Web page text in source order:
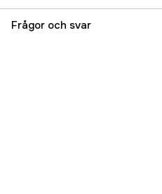
Referensnummer
Frågor och svar